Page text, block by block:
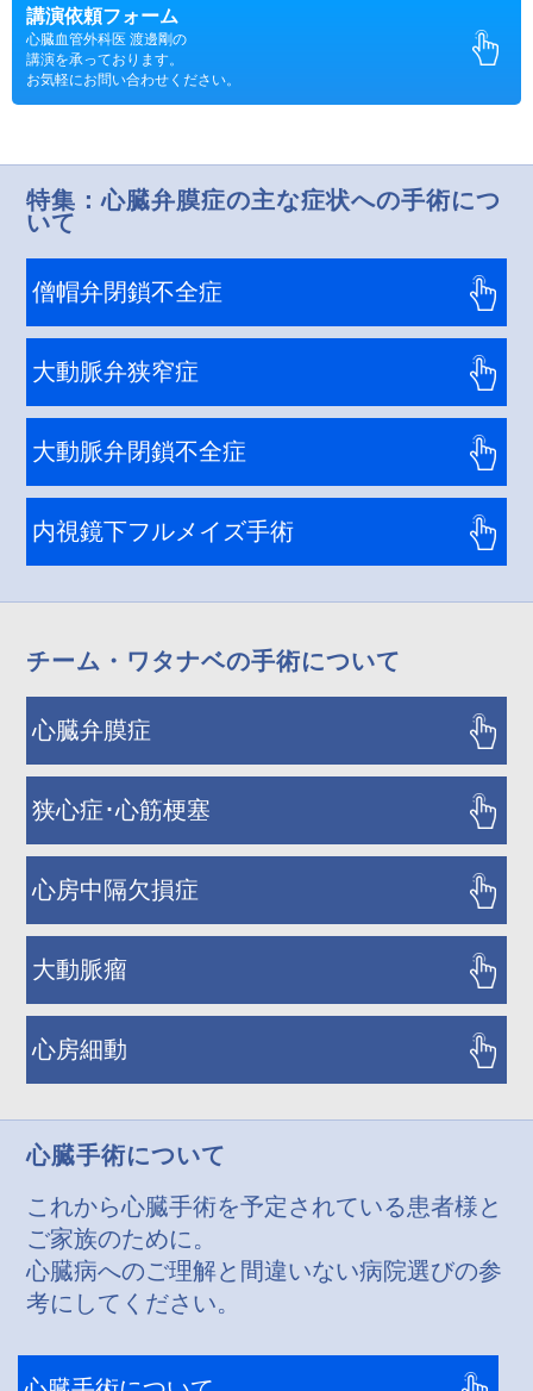
講演依頼フォーム
心臓血管外科医 渡邊剛の
講演を承っております。
お気軽にお問い合わせください。
特集：心臓弁膜症の主な症状への手術につ
いて
僧帽弁閉鎖不全症
大動脈弁狭窄症
大動脈弁閉鎖不全症
内視鏡下フルメイズ手術
チーム・ワタナベの手術について
心臓弁膜症
狭心症･心筋梗塞
心房中隔欠損症
大動脈瘤
心房細動
心臓手術について
これから心臓手術を予定されている患者様と
ご家族のために。
心臓病へのご理解と間違いない病院選びの参
考にしてください。